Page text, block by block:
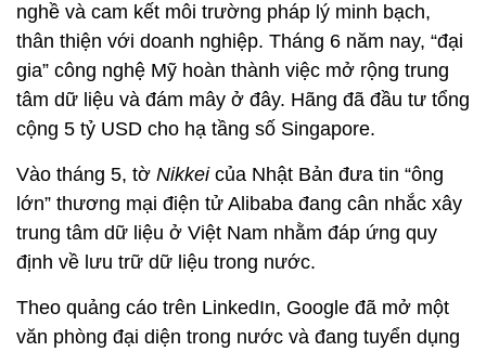
nghề và cam kết môi trường pháp lý minh bạch,
thân thiện với doanh nghiệp. Tháng 6 năm nay, “đại
gia” công nghệ Mỹ hoàn thành việc mở rộng trung
tâm dữ liệu và đám mây ở đây. Hãng đã đầu tư tổng
cộng 5 tỷ USD cho hạ tầng số Singapore.
Vào tháng 5, tờ Nikkei của Nhật Bản đưa tin “ông
lớn” thương mại điện tử Alibaba đang cân nhắc xây
trung tâm dữ liệu ở Việt Nam nhằm đáp ứng quy
định về lưu trữ dữ liệu trong nước.
Theo quảng cáo trên LinkedIn, Google đã mở một
văn phòng đại diện trong nước và đang tuyển dụng